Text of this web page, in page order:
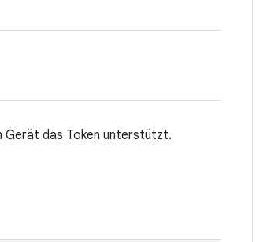
Gerät das Token unterstützt.